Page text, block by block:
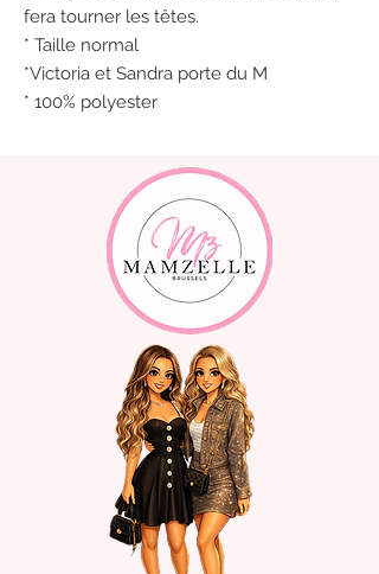
fera tourner les têtes.
* Taille normal
*Victoria et Sandra porte du M
* 100% polyester